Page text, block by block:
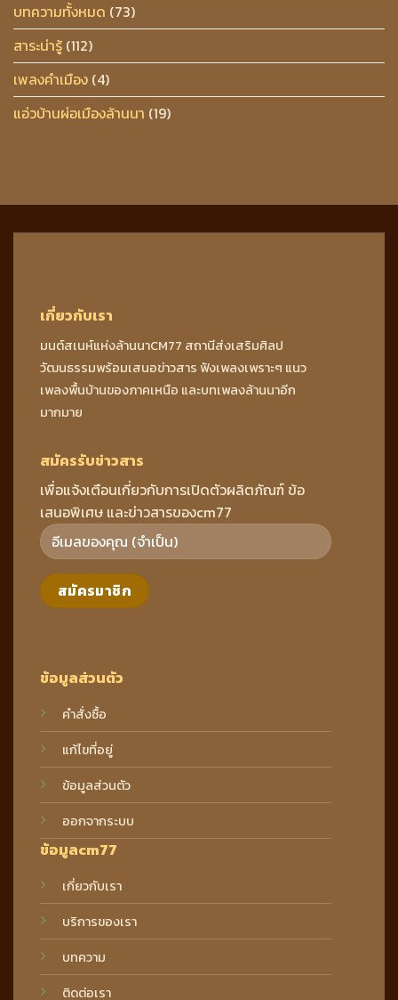
บทความทั้งหมด (73)
สาระน่ารู้ (112)
เพลงคำเมือง (4)
แอ่วบ้านผ่อเมืองล้านนา (19)
เกี่ยวกับเรา
มนต์สเนห์แห่งล้านนาCM77 สถานีส่งเสริมศิลป
วัฒนธรรมพร้อมเสนอข่าวสาร ฟังเพลงเพราะๆ แนว
เพลงพื้นบ้านของภาคเหนือ และบทเพลงล้านนาอีก
มากมาย
ข้อมูลส่วนตัว
คำสั่งซื้อ
แก้ไขที่อยู่
ข้อมูลส่วนตัว
ออกจากระบบ
ข้อมูลcm77
เกี่ยวกับเรา
บริการของเรา
บทความ
ติดต่อเรา
สมัครรับข่าวสาร
เพื่อแจ้งเตือนเกี่ยวกับการเปิดตัวผลิตภัณฑ์ ข้อ
เสนอพิเศษ และข่าวสารของcm77